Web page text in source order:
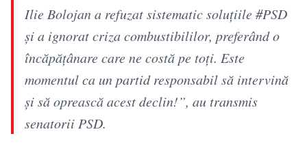
Ilie Bolojan a refuzat sistematic soluțiile #PSD
și a ignorat criza combustibililor, preferând o
încăpățânare care ne costă pe toți. Este
momentul ca un partid responsabil să intervină
și să oprească acest declin!”, au transmis
senatorii PSD.